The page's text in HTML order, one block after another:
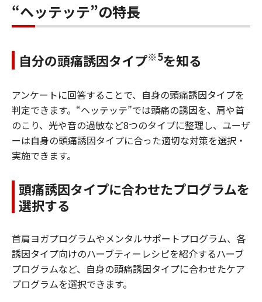
“ヘッテッテ”の特長
自分の頭痛誘因タイプ※5を知る
アンケートに回答することで、自身の頭痛誘因タイプを
判定できます。“ヘッテッテ”では頭痛の誘因を、肩や首
のこり、光や音の過敏など8つのタイプに整理し、ユーザ
ーは自身の頭痛誘因タイプに合った適切な対策を選択・
実施できます。
頭痛誘因タイプに合わせたプログラムを
選択する
首肩ヨガプログラムやメンタルサポートプログラム、各
誘因タイプ向けのハーブティーレシピを紹介するハーブ
プログラムなど、自身の頭痛誘因タイプに合わせたケア
プログラムを選択できます。